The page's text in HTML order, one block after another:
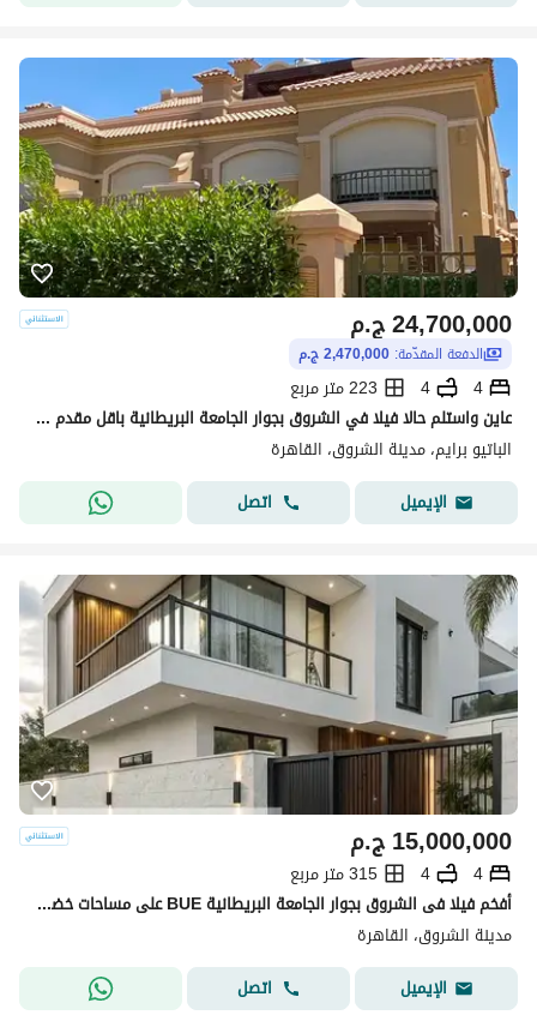
ج.م24,700,000
الدفعة المقدّمة: 2,470,000 ج.م
4
4
223 متر مربع
عاين واستلم حالا فيلا في الشروق بجوار الجامعة البريطانية باقل مقدم واطول فترة سداد من لافيستا فيلا تقدر تسكن فيها خلال أيام فقط
الباتيو برايم، مدينة الشروق، القاهرة
الإيميل
اتصل
ج.م15,000,000
4
4
315 متر مربع
أفخم فيلا فى الشروق بجوار الجامعة البريطانية BUE على مساحات خضرا فيو هادي ومريح للاعصاب بكاش 15 مليون فقط
مدينة الشروق، القاهرة
الإيميل
اتصل